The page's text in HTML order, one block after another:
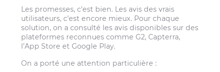
Les promesses, c’est bien. Les avis des vrais
utilisateurs, c’est encore mieux. Pour chaque
solution, on a consulté les avis disponibles sur des
plateformes reconnues comme G2, Capterra,
l’App Store et Google Play.
On a porté une attention particulière :